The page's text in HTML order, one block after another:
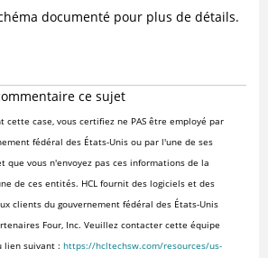
documenté pour plus de détails.
ce sujet
cette case, vous certifiez ne PAS être employé par
fédéral des États-Unis ou par l'une de ses
que vous n'envoyez pas ces informations de la
de ces entités. HCL fournit des logiciels et des
clients du gouvernement fédéral des États-Unis
Four, Inc. Veuillez contacter cette équipe
lien suivant : https://hcltechsw.com/resources/us-